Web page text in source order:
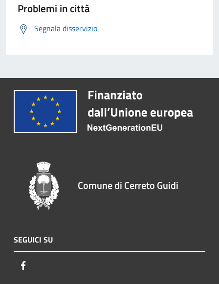
Problemi in città
Segnala disservizio
Comune di Cerreto Guidi
SEGUICI SU